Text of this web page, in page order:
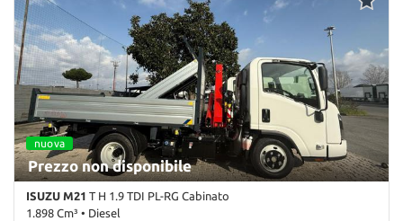
• Controllo trazione • ESP • Fendinebbia • Filtro antiparticolato •
Immobilizzatore elettronico • Servosterzo • Specchietti laterali
elettrici
nuova
Prezzo non disponibile
ISUZU M21 T H 1.9 TDI PL-RG Cabinato
1.898 Cm³ • Diesel